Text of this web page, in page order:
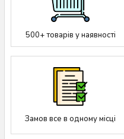
500+ товарів у наявності
Замов все в одному місці